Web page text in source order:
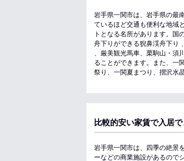
岩手県一関市は、岩手県の最
ているほど交通も便利な地域
トとなる名所があります。国
舟下りができる猊鼻渓舟下り
、厳美観光馬車、栗駒山・須
ることができます。また、一
祭り、一関夏まつり、摺沢水
比較的安い家賃で入居
岩手県一関市は、四季の絶景
ーなどの商業施設があるので